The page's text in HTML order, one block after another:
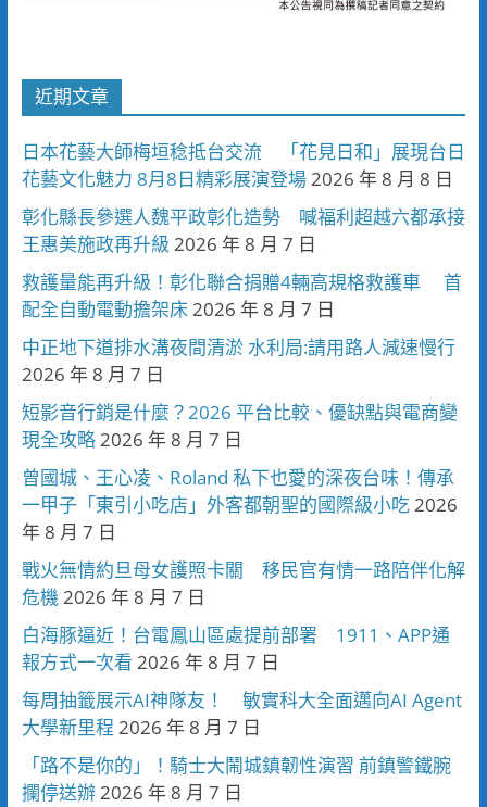
近期文章
日本花藝大師梅垣稔抵台交流 「花見日和」展現台日
花藝文化魅力 8月8日精彩展演登場2026 年 8 月 8 日
彰化縣長參選人魏平政彰化造勢 喊福利超越六都承接
王惠美施政再升級 2026 年 8 月 7 日
救護量能再升級！彰化聯合捐贈4輛高規格救護車 首
配全自動電動擔架床2026 年 8 月 7 日
中正地下道排水溝夜間清淤 水利局:請用路人減速慢行
2026 年 8 月 7 日
短影音行銷是什麼？2026 平台比較、優缺點與電商變
現全攻略2026 年 8 月 7 日
曾國城、王心凌、Roland 私下也愛的深夜台味！傳承
一甲子「東引小吃店」外客都朝聖的國際級小吃2026
年 8 月 7 日
戰火無情約旦母女護照卡關 移民官有情一路陪伴化解
危機2026 年 8 月 7 日
白海豚逼近！台電鳳山區處提前部署 1911、APP通
報方式一次看 2026 年 8 月 7 日
每周抽籤展示AI神隊友！ 敏實科大全面邁向AI Agent
大學新里程 2026 年 8 月 7 日
「路不是你的」！騎士大鬧城鎮韌性演習 前鎮警鐵腕
攔停送辦2026 年 8 月 7 日